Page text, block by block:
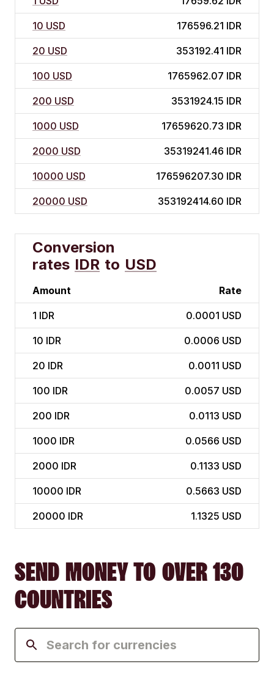
10 USD 176596.21 IDR
20 USD 353192.41 IDR
100 USD 1765962.07 IDR
200 USD 3531924.15 IDR
1000 USD 17659620.73 IDR
2000 USD 35319241.46 IDR
10000 USD 176596207.30 IDR
20000 USD 353192414.60 IDR
Conversion
rates IDR to USD
Amount Rate
1 IDR 0.0001 USD
10 IDR 0.0006 USD
20 IDR 0.0011 USD
100 IDR 0.0057 USD
200 IDR 0.0113 USD
1000 IDR 0.0566 USD
2000 IDR 0.1133 USD
10000 IDR 0.5663 USD
20000 IDR 1.1325 USD
SEND MONEY TO OVER 130
COUNTRIES